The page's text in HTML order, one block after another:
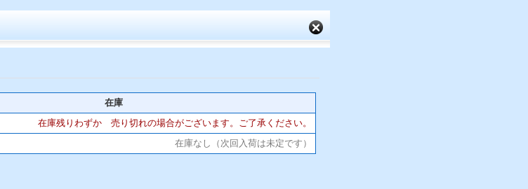
在庫
在庫残りわずか 売り切れの場合がございます。ご了承ください。
在庫なし（次回入荷は未定です）